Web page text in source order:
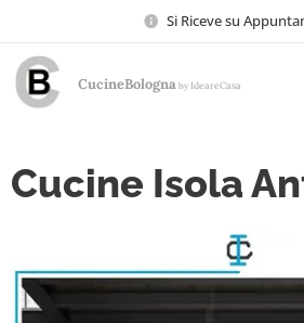
Si Riceve su
CucineBologna by IdeareCasa
Cucine Isola